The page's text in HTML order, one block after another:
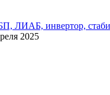
ЛИАБ, инвертор,
2025